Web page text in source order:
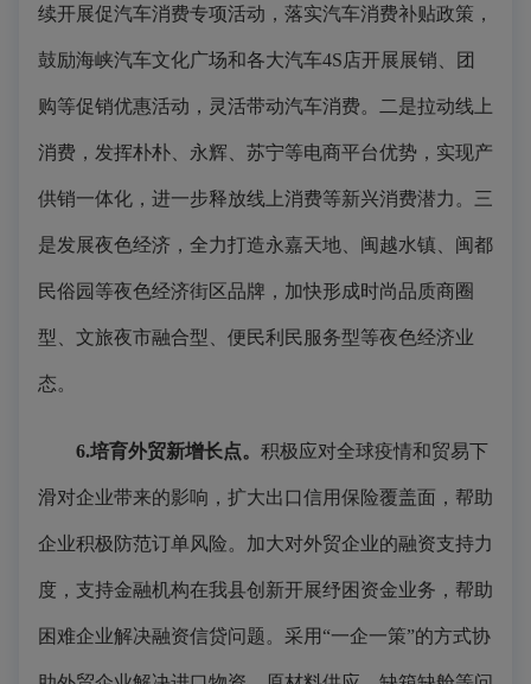
续开展促汽车消费专项活动，落实汽车消费补贴政策，
鼓励海峡汽车文化广场和各大汽车4S店开展展销、团
购等促销优惠活动，灵活带动汽车消费。二是拉动线上
消费，发挥朴朴、永辉、苏宁等电商平台优势，实现产
供销一体化，进一步释放线上消费等新兴消费潜力。三
是发展夜色经济，全力打造永嘉天地、闽越水镇、闽都
民俗园等夜色经济街区品牌，加快形成时尚品质商圈
型、文旅夜市融合型、便民利民服务型等夜色经济业
态。
6.培育外贸新增长点。 积极应对全球疫情和贸易下
滑对企业带来的影响，扩大出口信用保险覆盖面，帮助
企业积极防范订单风险。加大对外贸企业的融资支持力
度，支持金融机构在我县创新开展纾困资金业务，帮助
困难企业解决融资信贷问题。采用“一企一策”的方式协